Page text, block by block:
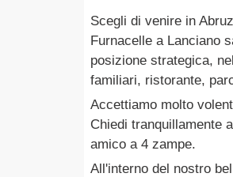
Scegli di venire in
Furnacelle a Lanciano
posizione strategica,
familiari, ristorante,
Accettiamo molto
Chiedi tranquillamente
amico a 4 zampe.
All'interno del nostro